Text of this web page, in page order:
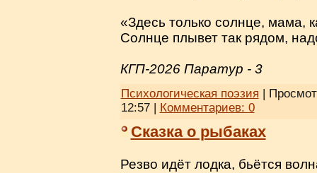
«Здесь только солнце, мама,
Солнце плывет так рядом,
КГП-2026 Паратур - 3
Психологическая поэзия |
12:57| Комментариев: 0
Сказка о рыбаках
Резво идёт лодка, бьётся